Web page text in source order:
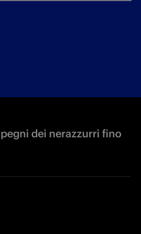
dei nerazzurri fino